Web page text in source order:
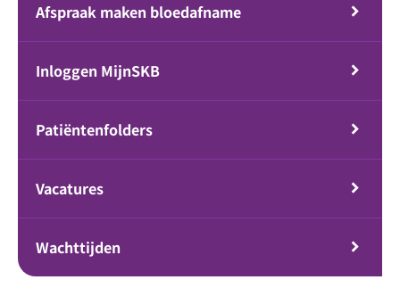
Afspraak maken bloedafname
Inloggen MijnSKB
Patiëntenfolders
Vacatures
Wachttijden